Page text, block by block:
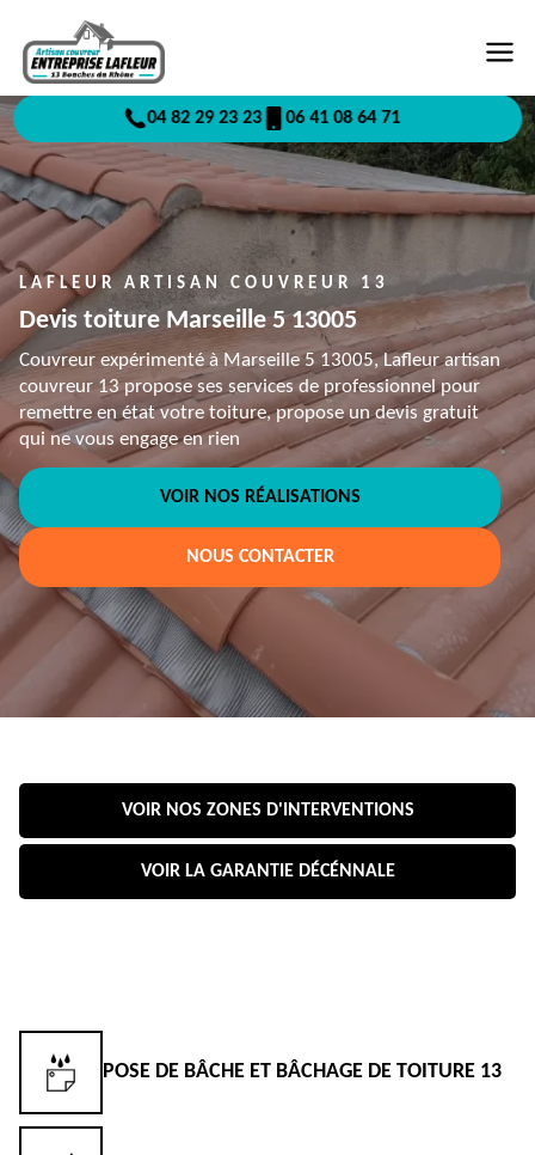
04 82 29 23 23 06 41 08 64 71
LAFLEUR ARTISAN COUVREUR 13
Devis toiture Marseille 5 13005
Couvreur expérimenté à Marseille 5 13005, Lafleur artisan
couvreur 13 propose ses services de professionnel pour
remettre en état votre toiture, propose un devis gratuit
qui ne vous engage en rien
VOIR NOS RÉALISATIONS
NOUS CONTACTER
VOIR NOS ZONES D'INTERVENTIONS
VOIR LA GARANTIE DÉCÉNNALE
POSE DE BÂCHE ET BÂCHAGE DE TOITURE 13